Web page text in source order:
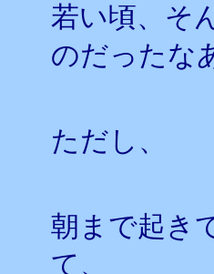
若い頃、そ
のだったな
ただし、
朝まで起き
て、